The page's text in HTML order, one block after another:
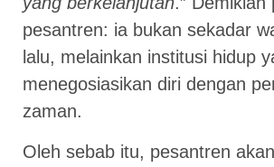
pesantren: ia bukan sekadar
lalu, melainkan institusi hidup
menegosiasikan diri dengan
zaman.
Oleh sebab itu, pesantren